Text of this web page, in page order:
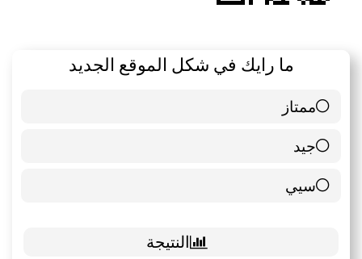
ما رايك في شكل الموقع الجديد
ممتاز
6 ( 85.71 % )
جيد
0 ( 0 % )
سيي
1 ( 14.29 % )